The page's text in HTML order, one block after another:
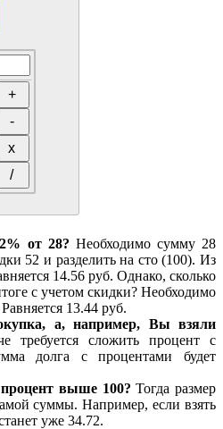
от 28? Необходимо сумму 28
52 и разделить на сто (100). Из
14.56 руб. Однако, сколько
с учетом скидки? Необходимо
13.44 руб.
а, например, Вы взяли
требуется сложить процент с
долга с процентами будет
выше 100? Тогда размер
суммы. Например, если взять
уже 34.72.